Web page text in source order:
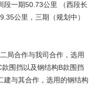
段一期50.73公里 （西段长
公里，三期（规划中）
局合作与我司合作，选用
围挡以及钢结构B款围挡
建与其合作，选用的钢结构